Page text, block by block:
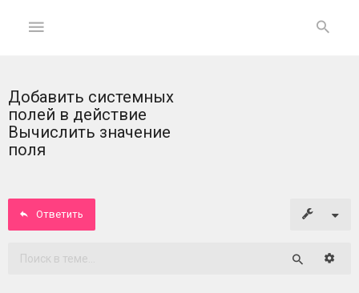
ГЛАВНАЯ
На
главную
Вход
Добавить системных
полей в действие
Вычислить значение
поля
Ответить